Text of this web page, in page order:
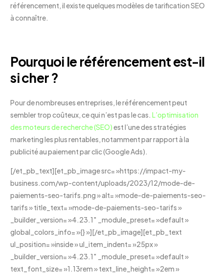
référencement, il existe quelques modèles de tarification SEO
à connaître.
Pourquoi le référencement est-il
si cher ?
Pour de nombreuses entreprises, le référencement peut
sembler trop coûteux, ce qui n’est pas le cas. L’optimisation
des moteurs de recherche (SEO)est l’une des stratégies
marketing les plus rentables, notamment par rapport à la
publicité au paiement par clic (Google Ads).
[/et_pb_text][et_pb_image src= »https://impact-my-
business.com/wp-content/uploads/2023/12/mode-de-
paiements-seo-tarifs.png » alt= »mode-de-paiements-seo-
tarifs » title_text= »mode-de-paiements-seo-tarifs »
_builder_version= »4.23.1″ _module_preset= »default »
global_colors_info= »{} »][/et_pb_image][et_pb_text
ul_position= »inside » ul_item_indent= »25px »
_builder_version= »4.23.1″ _module_preset= »default »
text_font_size= »1.13rem » text_line_height= »2em »